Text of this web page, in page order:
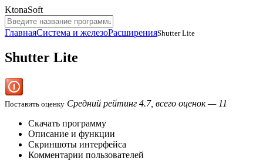
KtonaSoft
ГлавнаяСистема и железоРасширенияShutter Lite
Shutter Lite
Поставить оценку Средний рейтинг 4.7, всего оценок — 11
Скачать программу
Описание и функции
Скриншоты интерфейса
Комментарии пользователей